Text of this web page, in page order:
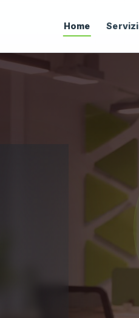
Home Servizi